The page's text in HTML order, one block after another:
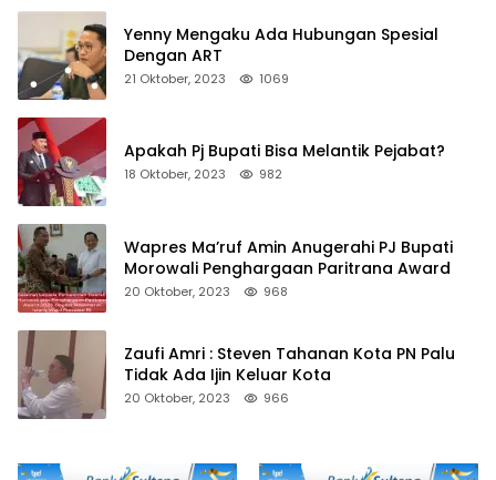
Yenny Mengaku Ada Hubungan Spesial
Dengan ART
21 Oktober, 2023 1069
Apakah Pj Bupati Bisa Melantik Pejabat?
18 Oktober, 2023 982
Wapres Ma’ruf Amin Anugerahi PJ Bupati
Morowali Penghargaan Paritrana Award
20 Oktober, 2023 968
Zaufi Amri : Steven Tahanan Kota PN Palu
Tidak Ada Ijin Keluar Kota
20 Oktober, 2023 966